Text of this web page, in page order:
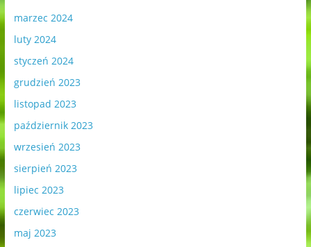
marzec 2024
luty 2024
styczeń 2024
grudzień 2023
listopad 2023
październik 2023
wrzesień 2023
sierpień 2023
lipiec 2023
czerwiec 2023
maj 2023